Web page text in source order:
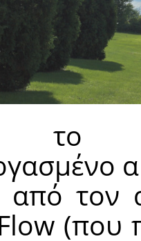
το
από τον
(που